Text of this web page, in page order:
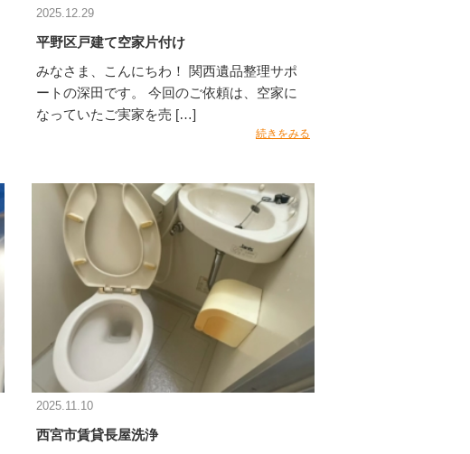
2025.12.29
平野区戸建て空家片付け
みなさま、こんにちわ！ 関西遺品整理サポ
ートの深田です。 今回のご依頼は、空家に
なっていたご実家を売 […]
続きをみる
2025.11.10
西宮市賃貸長屋洗浄